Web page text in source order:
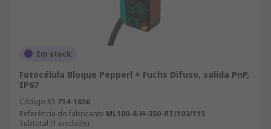
Em stock
Fotocélula Bloque Pepperl + Fuchs Difuso, salida PnP,
IP67
Código RS 714-1656
Referência do fabricante ML100-8-H-350-RT/103/115
Subtotal (1 unidade)